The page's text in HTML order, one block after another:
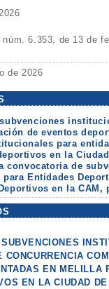
núm. 6.353, de 13 de
de 2026
de eventos
para
en la
convocatoria de
Entidades
en la CAM,
CONCURRENCIA
EN MELILLA
EN LA CIUDAD